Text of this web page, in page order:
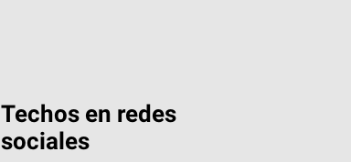
Techos en redes
sociales